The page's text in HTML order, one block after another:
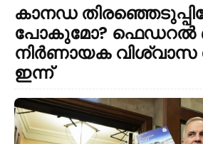
കാനഡ
പോകുമോ? ഫെഡറൽ
നിർണായക വിശ്വാസ
ഇന്ന്